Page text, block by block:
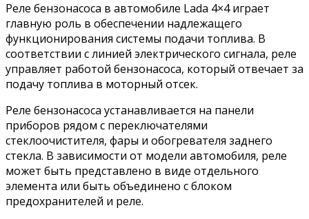
Реле бензонасоса в автомобиле Lada 4×4 играет
главную роль в обеспечении надлежащего
функционирования системы подачи топлива. В
соответствии с линией электрического сигнала, реле
управляет работой бензонасоса, который отвечает за
подачу топлива в моторный отсек.
Реле бензонасоса устанавливается на панели
приборов рядом с переключателями
стеклоочистителя, фары и обогревателя заднего
стекла. В зависимости от модели автомобиля, реле
может быть представлено в виде отдельного
элемента или быть объединено с блоком
предохранителей и реле.